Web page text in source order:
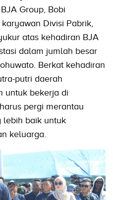
Group, Bobi
Divisi Pabrik,
atas kehadiran BJA
dalam jumlah besar
Berkat kehadiran
putri daerah
untuk bekerja di
pergi merantau
lebih baik untuk
keluarga.